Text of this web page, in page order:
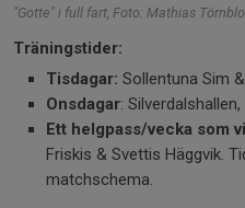
"Gotte" i full fart, Foto: Mathias
Träningstider:
Tisdagar: Sollentuna Sim
Onsdagar:
Ett helgpass/vecka som vi
Friskis & Svettis Häggvik.
matchschema.